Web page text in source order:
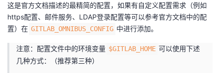
这是官方文档描述的最精简的配置，如果有自定义配置需求（例如
https配置、邮件服务、LDAP登录配置等可以参考官方文档中的配
置）在 GITLAB_OMNIBUS_CONFIG 中进行添加。
注意：配置文件中的环境变量 $GITLAB_HOME 可以使用下述
几种方式：（推荐第三种）